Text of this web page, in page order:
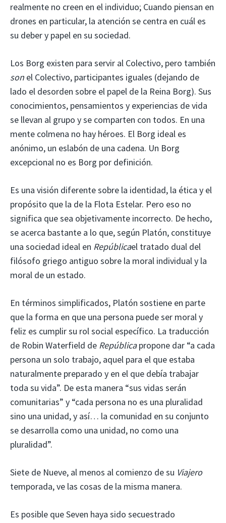
realmente no creen en el individuo; Cuando piensan en
drones en particular, la atención se centra en cuál es
su deber y papel en su sociedad.
Los Borg existen para servir al Colectivo, pero también
son el Colectivo, participantes iguales (dejando de
lado el desorden sobre el papel de la Reina Borg). Sus
conocimientos, pensamientos y experiencias de vida
se llevan al grupo y se comparten con todos. En una
mente colmena no hay héroes. El Borg ideal es
anónimo, un eslabón de una cadena. Un Borg
excepcional no es Borg por definición.
Es una visión diferente sobre la identidad, la ética y el
propósito que la de la Flota Estelar. Pero eso no
significa que sea objetivamente incorrecto. De hecho,
se acerca bastante a lo que, según Platón, constituye
una sociedad ideal en Repúblicael tratado dual del
filósofo griego antiguo sobre la moral individual y la
moral de un estado.
En términos simplificados, Platón sostiene en parte
que la forma en que una persona puede ser moral y
feliz es cumplir su rol social específico. La traducción
de Robin Waterfield de República propone dar “a cada
persona un solo trabajo, aquel para el que estaba
naturalmente preparado y en el que debía trabajar
toda su vida”. De esta manera “sus vidas serán
comunitarias” y “cada persona no es una pluralidad
sino una unidad, y así… la comunidad en su conjunto
se desarrolla como una unidad, no como una
pluralidad”.
Siete de Nueve, al menos al comienzo de su Viajero
temporada, ve las cosas de la misma manera.
Es posible que Seven haya sido secuestrado